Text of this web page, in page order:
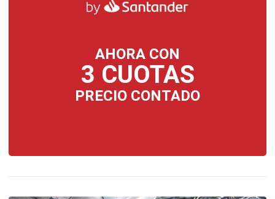
AHORA CON
3 CUOTAS
PRECIO CONTADO